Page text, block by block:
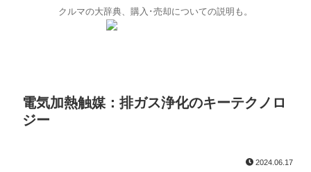
クルマの大辞典、購入･売却についての説明も。
電気加熱触媒：排ガス浄化のキーテクノロ
ジー
2024.06.17